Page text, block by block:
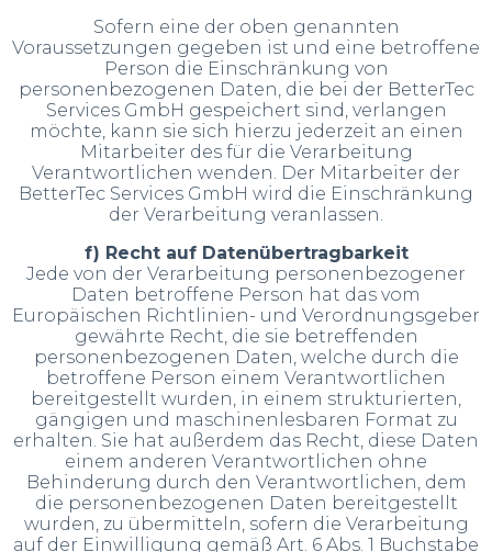
Sofern eine der oben genannten
Voraussetzungen gegeben ist und eine betroffene
Person die Einschränkung von
personenbezogenen Daten, die bei der BetterTec
Services GmbH gespeichert sind, verlangen
möchte, kann sie sich hierzu jederzeit an einen
Mitarbeiter des für die Verarbeitung
Verantwortlichen wenden. Der Mitarbeiter der
BetterTec Services GmbH wird die Einschränkung
der Verarbeitung veranlassen.
f) Recht auf Datenübertragbarkeit
Jede von der Verarbeitung personenbezogener
Daten betroffene Person hat das vom
Europäischen Richtlinien- und Verordnungsgeber
gewährte Recht, die sie betreffenden
personenbezogenen Daten, welche durch die
betroffene Person einem Verantwortlichen
bereitgestellt wurden, in einem strukturierten,
gängigen und maschinenlesbaren Format zu
erhalten. Sie hat außerdem das Recht, diese Daten
einem anderen Verantwortlichen ohne
Behinderung durch den Verantwortlichen, dem
die personenbezogenen Daten bereitgestellt
wurden, zu übermitteln, sofern die Verarbeitung
auf der Einwilligung gemäß Art. 6 Abs. 1 Buchstabe